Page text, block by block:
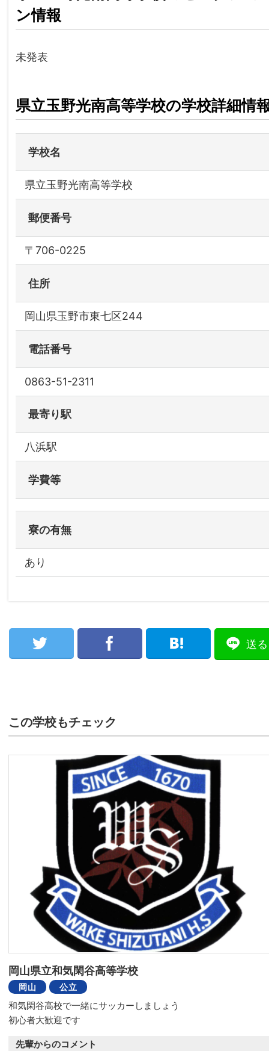
ン情報
未発表
県立玉野光南高等学校の学校詳細情
学校名
県立玉野光南高等学校
郵便番号
〒706-0225
住所
岡山県玉野市東七区244
電話番号
0863-51-2311
最寄り駅
八浜駅
学費等
寮の有無
あり
送る
この学校もチェック
岡山県立和気閑谷高等学校
岡山 公立
和気閑谷高校で一緒にサッカーしましょう
初心者大歓迎です
先輩からのコメント